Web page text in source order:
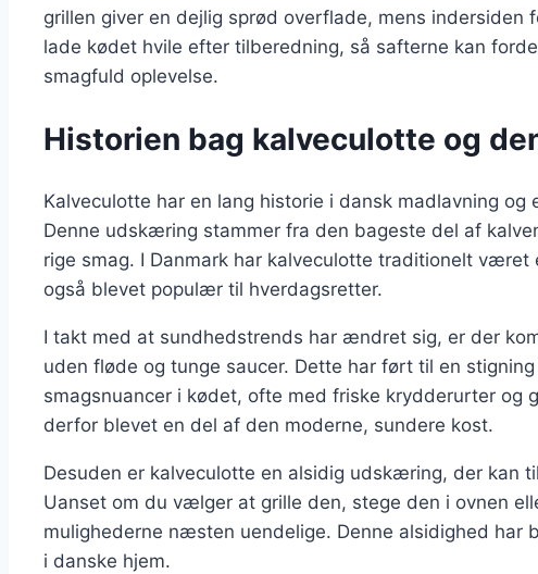
grillen giver en dejlig sprød overflade, mens indersiden
lade kødet hvile efter tilberedning, så safterne kan
smagfuld oplevelse.
Historien bag kalveculotte og
Kalveculotte har en lang historie i dansk madlavning
Denne udskæring stammer fra den bageste del af
rige smag. I Danmark har kalveculotte traditionelt
også blevet populær til hverdagsretter.
I takt med at sundhedstrends har ændret sig, er der
uden fløde og tunge saucer. Dette har ført til en
smagsnuancer i kødet, ofte med friske krydderurter og
derfor blevet en del af den moderne, sundere kost.
Desuden er kalveculotte en alsidig udskæring, der kan
Uanset om du vælger at grille den, stege den i ovnen
mulighederne næsten uendelige. Denne alsidighed har
i danske hjem.